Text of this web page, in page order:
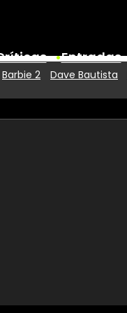
Entradas
Premios
Barbie 2 Dave Bautista